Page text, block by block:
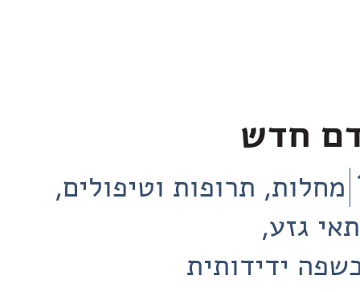
חדש
מחלות, תרופות וטיפולים
תאי גזע
ידידותית